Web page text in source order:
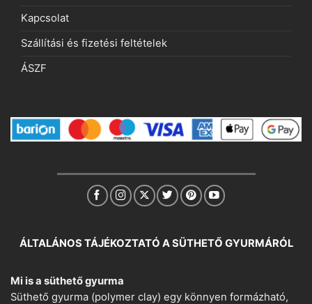
Kapcsolat
Szállítási és fizetési feltételek
ÁSZF
ÁLTALÁNOS TÁJÉKOZTATÓ A SÜTHETŐ GYURMÁRÓL
Mi is a süthető gyurma
Süthető gyurma (polymer clay) egy könnyen formázható,